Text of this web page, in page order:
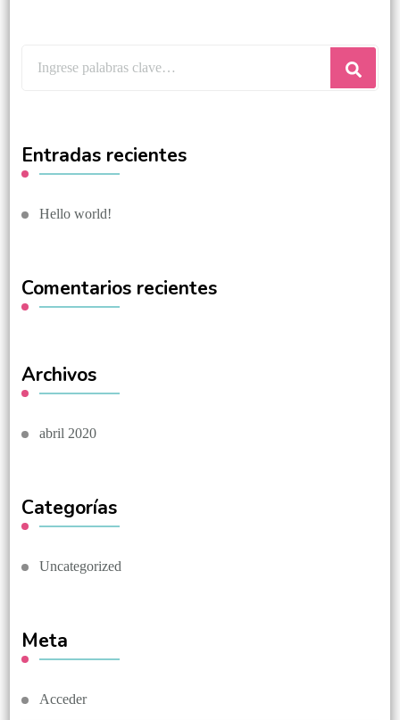
Entradas recientes
Hello world!
Comentarios recientes
Archivos
abril 2020
Categorías
Uncategorized
Meta
Acceder